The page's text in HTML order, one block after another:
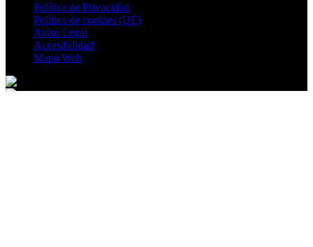
Política de Privacidad
Política de cookies (UE)
Aviso Legal
Accesibilidad
Mapa Web